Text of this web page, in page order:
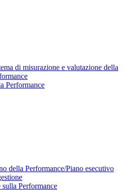
di misurazione e valutazione della
Performance
della Performance/Piano esecutivo
sulla Performance